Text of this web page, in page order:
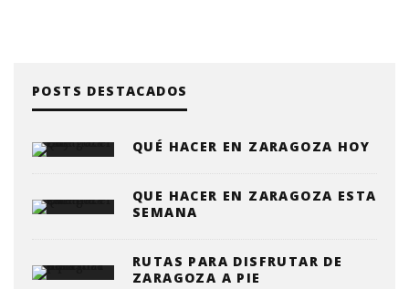
POSTS DESTACADOS
QUÉ HACER EN ZARAGOZA HOY
QUE HACER EN ZARAGOZA ESTA
SEMANA
RUTAS PARA DISFRUTAR DE
ZARAGOZA A PIE